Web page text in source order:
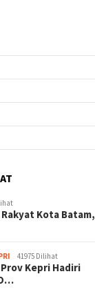
Kota Batam,
41975 Dilihat
Kepri Hadiri